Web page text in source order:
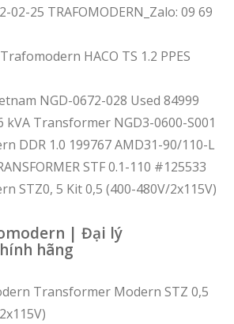
02-25 TRAFOMODERN_Zalo: 09 69
HACO TS 1.2 PPES
NGD-0672-028 Used 84999
kVA Transformer NGD3-0600-S001
DDR 1.0 199767 AMD31-90/110-L
STF 0.1-110 #125533
STZ0, 5 Kit 0,5 (400-480V/2x115V)
| Đại lý
hãng
Transformer Modern STZ 0,5